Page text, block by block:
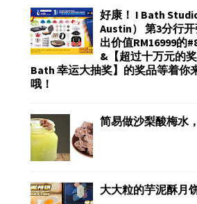
好康！ I Bath
Austin） 第3分行
出价值RM16999的
&【超过十万元的
Bath 幸运大抽奖】的奖品等着你
哦！
简易做沙梨酸梅水
大大粒的芋泥酥月